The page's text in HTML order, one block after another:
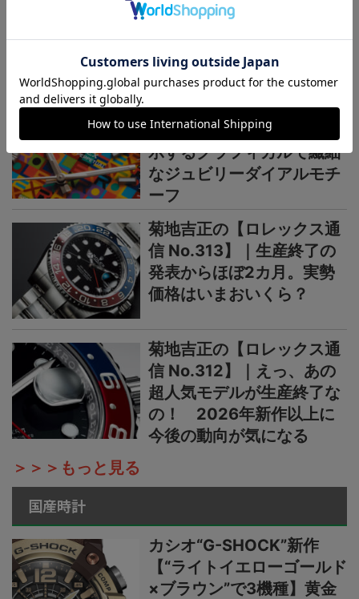
ロレックス通信
菊地吉正の【ロレックス通
信 No.314】｜技術力を誇
示するグラフィカルで繊細
なジュビリーダイアルモチ
ーフ
菊地吉正の【ロレックス通
信 No.313】｜生産終了の
発表からほぼ2カ月。実勢
価格はいまおいくら？
菊地吉正の【ロレックス通
信 No.312】｜えっ、あの
超人気モデルが生産終了な
の！ 2026年新作以上に
今後の動向が気になる
＞＞＞もっと見る
国産時計
カシオ“G-SHOCK”新作
【“ライトイエローゴールド
×ブラウン”で3機種】黄金